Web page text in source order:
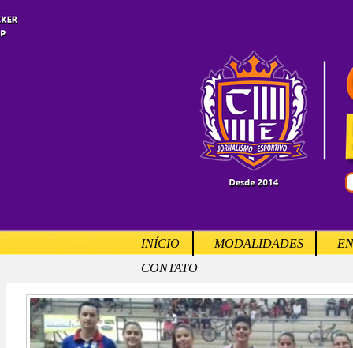
INÍCIO MODALIDADES
CONTATO